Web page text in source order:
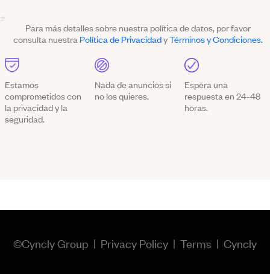
Para más detalles sobre nuestra política de datos, por favor
consulta nuestra Política de PrivacidadyTérminos y Condiciones.
Estamos
comprometidos con
la privacidad y la
seguridad.
Nada de anuncios si
no los quieres.
Espera una
respuesta en 24-48
horas.
©Cyncly Group | Privacy Policy | Terms | Cyncly